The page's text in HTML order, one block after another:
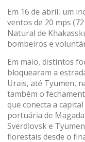
Em 16 de abril, um
ventos de 20 mps
Natural de
bombeiros e
Em maio, distintos
bloquearam a
Urais, até Tyumen,
também o
que conecta a
portuária de
Sverdlovsk e
florestais desde o